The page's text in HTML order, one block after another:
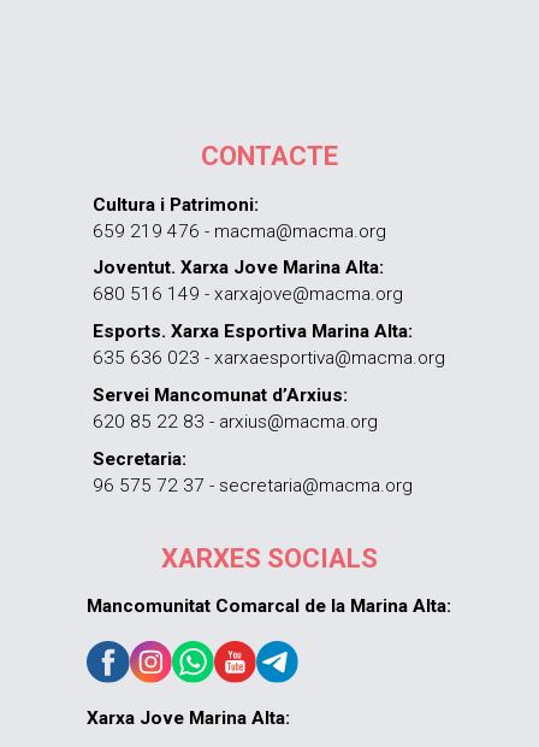
CONTACTE
Cultura i Patrimoni:
659 219 476 - macma@macma.org
Joventut. Xarxa Jove Marina Alta:
680 516 149 - xarxajove@macma.org
Esports. Xarxa Esportiva Marina Alta:
635 636 023 - xarxaesportiva@macma.org
Servei Mancomunat d’Arxius:
620 85 22 83 - arxius@macma.org
Secretaria:
96 575 72 37 - secretaria@macma.org
XARXES SOCIALS
Mancomunitat Comarcal de la Marina Alta:
Xarxa Jove Marina Alta: